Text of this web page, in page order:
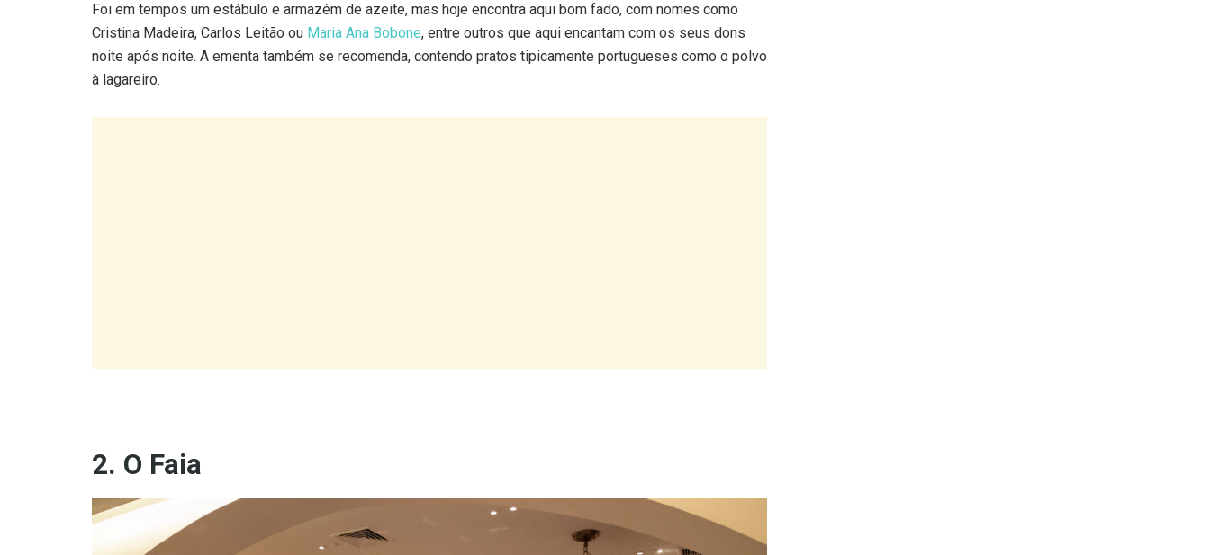
Foi em tempos um estábulo e armazém de azeite, mas hoje encontra aqui bom fado, com nomes como
Cristina Madeira, Carlos Leitão ou Maria Ana Bobone, entre outros que aqui encantam com os seus dons
noite após noite. A ementa também se recomenda, contendo pratos tipicamente portugueses como o polvo
à lagareiro.